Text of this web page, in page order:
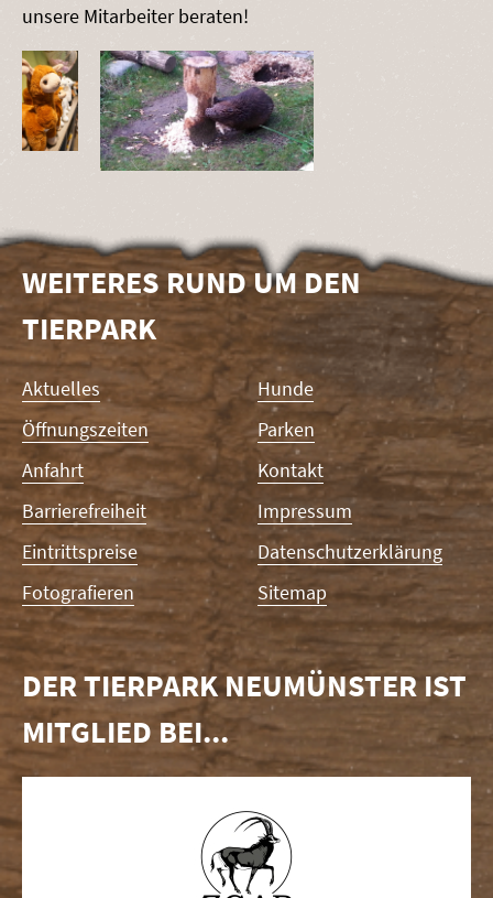
unsere Mitarbeiter beraten!
WEITERES RUND UM DEN
TIERPARK
Navigation
überspringen
Aktuelles
Öffnungszeiten
Anfahrt
Barrierefreiheit
Eintrittspreise
Fotografieren
Hunde
Parken
Kontakt
Impressum
Datenschutzerklärung
Sitemap
DER TIERPARK NEUMÜNSTER IST
MITGLIED BEI...